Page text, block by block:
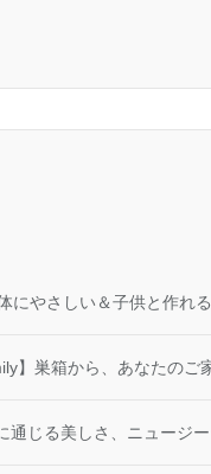
にやさしい＆子供と作れ
】巣箱から、あなたのご
通じる美しさ、ニュージ